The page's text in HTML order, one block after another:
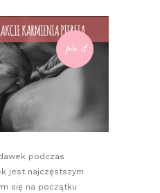
pin it
podczas
jest najczęstszym
się na początku